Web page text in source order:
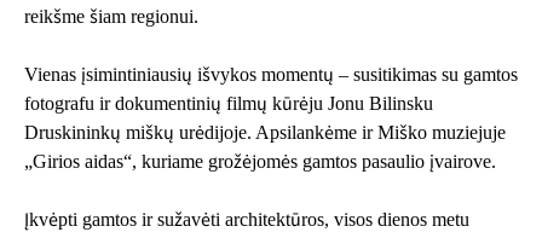
reikšme šiam regionui.
Vienas įsimintiniausių išvykos momentų – susitikimas su gamtos
fotografu ir dokumentinių filmų kūrėju Jonu Bilinsku
Druskininkų miškų urėdijoje. Apsilankėme ir Miško muziejuje
„Girios aidas“, kuriame grožėjomės gamtos pasaulio įvairove.
Įkvėpti gamtos ir sužavėti architektūros, visos dienos metu